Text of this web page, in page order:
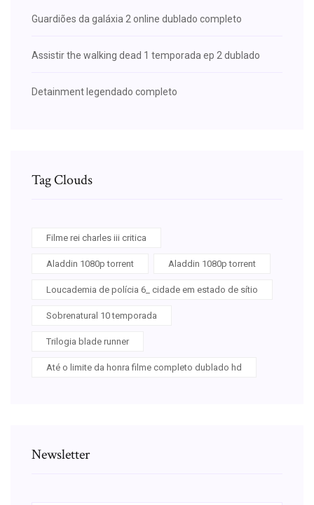
Guardiões da galáxia 2 online dublado completo
Assistir the walking dead 1 temporada ep 2 dublado
Detainment legendado completo
Tag Clouds
Filme rei charles iii critica
Aladdin 1080p torrent Aladdin 1080p torrent
Loucademia de polícia 6_ cidade em estado de sítio
Sobrenatural 10 temporada
Trilogia blade runner
Até o limite da honra filme completo dublado hd
Newsletter